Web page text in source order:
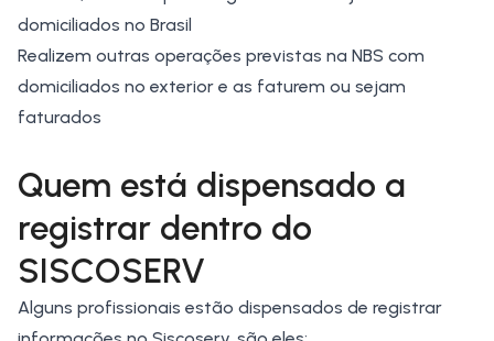
domiciliados no Brasil
Realizem outras operações previstas na NBS com
domiciliados no exterior e as faturem ou sejam
faturados
Quem está dispensado a
registrar dentro do
SISCOSERV
Alguns profissionais estão dispensados de registrar